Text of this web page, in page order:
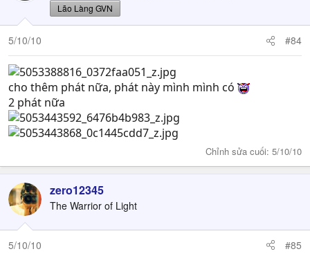
Lão Làng GVN
5/10/10 #84
cho thêm phát nữa, phát này mình mình có
2 phát nữa
Chỉnh sửa cuối: 5/10/10
zero12345
The Warrior of Light
5/10/10 #85